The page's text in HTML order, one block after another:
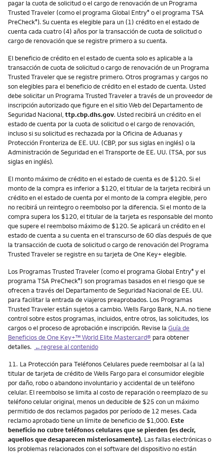
pagar la cuota de solicitud o el cargo de renovación de un Programa
Trusted Traveler (como el programa Global Entry® o el programa TSA
PreCheck®). Su cuenta es elegible para un (1) crédito en el estado de
cuenta cada cuatro (4) años por la transacción de cuota de solicitud o
cargo de renovación que se registre primero a su cuenta.
El beneficio de crédito en el estado de cuenta solo es aplicable a la
transacción de cuota de solicitud o cargo de renovación de un Programa
Trusted Traveler que se registre primero. Otros programas y cargos no
son elegibles para el beneficio de crédito en el estado de cuenta. Usted
debe solicitar un Programa Trusted Traveler a través de un proveedor de
inscripción autorizado que figure en el sitio Web del Departamento de
Seguridad Nacional, ttp.cbp.dhs.gov. Usted recibirá un crédito en el
estado de cuenta por la cuota de solicitud o el cargo de renovación,
incluso si su solicitud es rechazada por la Oficina de Aduanas y
Protección Fronteriza de EE. UU. (CBP, por sus siglas en inglés) o la
Administración de Seguridad en el Transporte de EE. UU. (TSA, por sus
siglas en inglés).
El monto máximo de crédito en el estado de cuenta es de $120. Si el
monto de la compra es inferior a $120, el titular de la tarjeta recibirá un
crédito en el estado de cuenta por el monto de la compra elegible, pero
no recibirá un reintegro o reembolso por la diferencia. Si el monto de la
compra supera los $120, el titular de la tarjeta es responsable del monto
que supere el reembolso máximo de $120. Se aplicará un crédito en el
estado de cuenta a su cuenta en el transcurso de 60 días después de que
la transacción de cuota de solicitud o cargo de renovación del Programa
Trusted Traveler se registre en su tarjeta de One Key+ elegible.
Los Programas Trusted Traveler (como el programa Global Entry® y el
programa TSA PreCheck®) son programas basados en el riesgo que se
ofrecen a través del Departamento de Seguridad Nacional de EE. UU.
para facilitar la entrada de viajeros preaprobados. Los Programas
Trusted Traveler están sujetos a cambio. Wells Fargo Bank, N.A. no tiene
control sobre estos programas, incluidos, entre otros, las solicitudes, los
cargos o el proceso de aprobación e inscripción. Revise la Guía de
Beneficios de One Key+™ World Elite Mastercard® para obtener
detalles. ←regrese al contenido
Nota
11. La Protección para Teléfonos Celulares puede reembolsar al (a la)
titular de tarjeta de crédito de Wells Fargo para el consumidor elegible
por daño, robo o abandono involuntario y accidental de un teléfono
celular. El reembolso se limita al costo de reparación o reemplazo de su
teléfono celular original, menos un deducible de $25 con un máximo
permitido de dos reclamos pagados por período de 12 meses. Cada
reclamo aprobado tiene un límite de beneficio de $1,000. Este
beneficio no cubre teléfonos celulares que se pierden (es decir,
aquellos que desaparecen misteriosamente). Las fallas electrónicas o
los problemas relacionados con el software del dispositivo no están